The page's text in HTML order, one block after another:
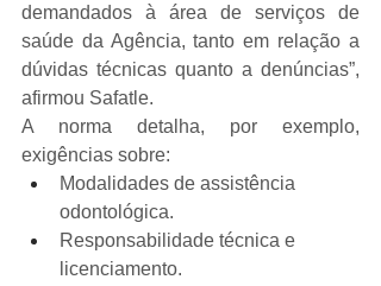
demandados à área de serviços de
saúde da Agência, tanto em relação a
dúvidas técnicas quanto a denúncias”,
afirmou Safatle.
A norma detalha, por exemplo,
exigências sobre:
Modalidades de assistência
odontológica.
Responsabilidade técnica e
licenciamento.